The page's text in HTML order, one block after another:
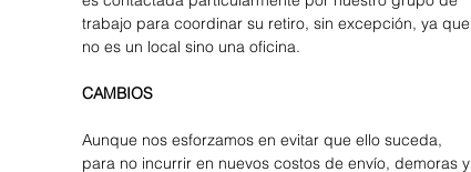
trabajo para coordinar su retiro, sin excepción, ya que
no es un local sino una oficina.
CAMBIOS
Aunque nos esforzamos en evitar que ello suceda,
para no incurrir en nuevos costos de envío, demoras y